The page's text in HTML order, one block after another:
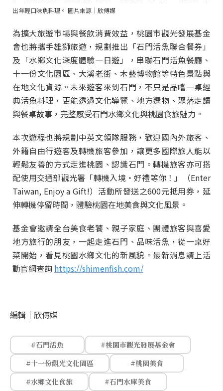
出年輕口味魚料理。 圖片來源｜欣傅媒
為擴大旅遊市場與餐飲消費效益，桃園市觀光發展基金
會也將攜手雄獅旅遊，規劃推出「石門活魚聯合餐券」
及「水鄉文化深度體驗一日遊」，串聯石門活魚餐廳、
十一份文化園區、大溪老街、木藝博物館等特色景點與
在地文化資源。未來遊客來到石門，不只是品嚐一桌經
典活魚料理，更能透過文化導覽、地方選物、聚落走讀
與餐桌故事，完整感受石門水鄉文化與桃園食旅魅力。
本次遊程也將規劃中英文領隊服務，歡迎國內外旅客、
外籍自由行遊客及轉機旅客參加，讓更多國際旅人能以
輕鬆友善的方式走進桃園、認識石門。轉機旅客亦可搭
配使用交通部觀光署「轉機入境・好禮等你！」（Enter
Taiwan, Enjoy a Gift!）活動所發送之600元抵用券，延
伸轉機停留時間，體驗桃園在地美食與文化風景。
基金會邀請全台美食老饕、親子家庭、團體旅客與喜愛
地方旅行的朋友，一起走進石門、品味活魚，從一桌好
菜開始，看見桃園水鄉文化的新風貌。最新消息請上活
動官網查詢 https://shimenfish.com/
編輯｜ 欣傳媒
#石門活魚
#桃園市觀光發展基金會
#十一份觀光文化園區
#桃園美食
#水鄉文化食旅
#石門水庫美食